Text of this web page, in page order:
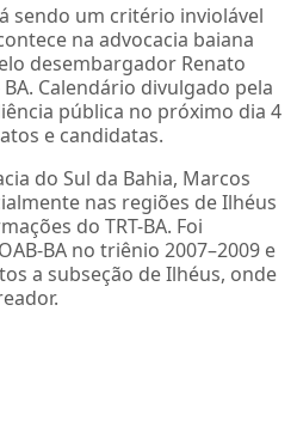
sendo um critério inviolável
na advocacia baiana
desembargador Renato
Calendário divulgado pela
pública no próximo dia 4
e candidatas.
do Sul da Bahia, Marcos
nas regiões de Ilhéus
do TRT-BA. Foi
BA no triênio 2007–2009 e
a subseção de Ilhéus, onde